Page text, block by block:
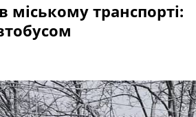
міському транспорті: